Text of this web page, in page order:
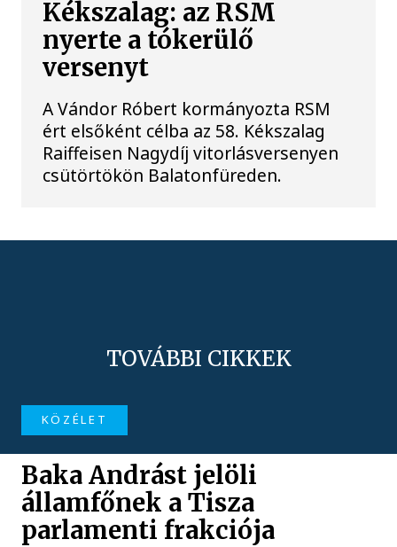
Kékszalag: az RSM
nyerte a tókerülő
versenyt
A Vándor Róbert kormányozta RSM
ért elsőként célba az 58. Kékszalag
Raiffeisen Nagydíj vitorlásversenyen
csütörtökön Balatonfüreden.
TOVÁBBI CIKKEK
KÖZÉLET
Baka Andrást jelöli
államfőnek a Tisza
parlamenti frakciója